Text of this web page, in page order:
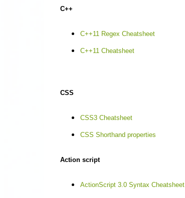
C++
C++11 Regex Cheatsheet
C++11 Cheatsheet
CSS
CSS3 Cheatsheet
CSS Shorthand properties
Action script
ActionScript 3.0 Syntax Cheatsheet